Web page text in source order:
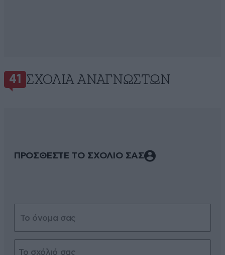
41 ΣΧΌΛΙΑ ΑΝΑΓΝΩΣΤΏΝ
ΠΡΟΣΘΕΣΤΕ ΤΟ ΣΧΟΛΙΟ ΣΑΣ